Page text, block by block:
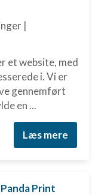
|
et website, med
i. Vi er
gennemført
en ...
Læs mere
Print